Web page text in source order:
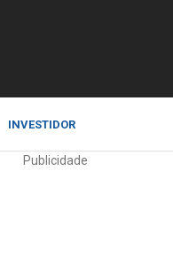
INVESTIDOR
Publicidade